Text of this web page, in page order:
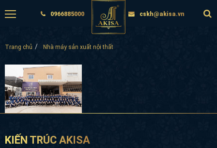
0966885000 cskh@akisa.vn
Trang chủ Nhà máy sản xuất nội thất
KIẾN TRÚC AKISA